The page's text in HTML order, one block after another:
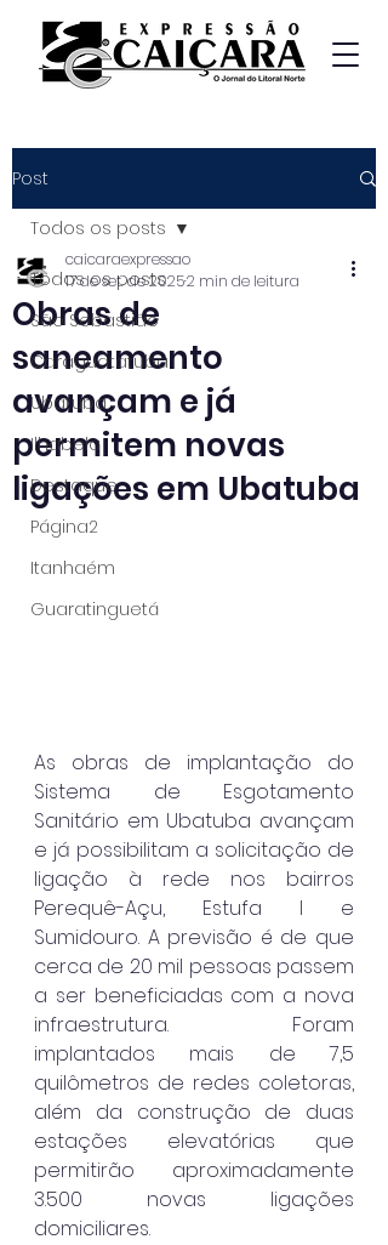
Post
Todos os posts
São Sebastião
Caraguatatuba
Ubatuba
Ilhabela
Destaque
Página2
Itanhaém
Guaratinguetá
Todos os posts
Obras de
saneamento
avançam e já
permitem novas
ligações em Ubatuba
caicaraexpressao
17 de set. de 20252 min de leitura
As obras de implantação do
Sistema de Esgotamento
Sanitário em Ubatuba avançam
e já possibilitam a solicitação de
ligação à rede nos bairros
Perequê-Açu, Estufa I e
Sumidouro. A previsão é de que
cerca de 20 mil pessoas passem
a ser beneficiadas com a nova
infraestrutura. Foram
implantados mais de 7,5
quilômetros de redes coletoras,
além da construção de duas
estações elevatórias que
permitirão aproximadamente
3.500 novas ligações
domiciliares.